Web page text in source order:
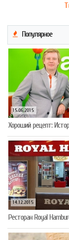
Популярное
15.06.2015
Хороший рецепт:
14.12.2015
Ресторан Royal